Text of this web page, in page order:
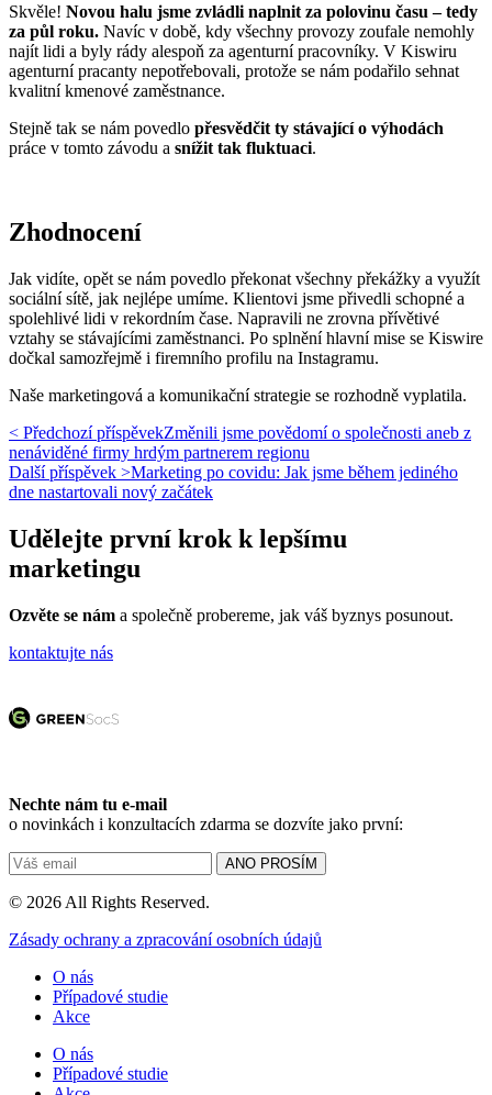
Skvěle! Novou halu jsme zvládli naplnit za polovinu času – tedy
za půl roku. Navíc v době, kdy všechny provozy zoufale nemohly
najít lidi a byly rády alespoň za agenturní pracovníky. V Kiswiru
agenturní pracanty nepotřebovali, protože se nám podařilo sehnat
kvalitní kmenové zaměstnance.
Stejně tak se nám povedlo přesvědčit ty stávající o výhodách
práce v tomto závodu a snížit tak fluktuaci.
Zhodnocení
Jak vidíte, opět se nám povedlo překonat všechny překážky a využít
sociální sítě, jak nejlépe umíme. Klientovi jsme přivedli schopné a
spolehlivé lidi v rekordním čase. Napravili ne zrovna přívětivé
vztahy se stávajícími zaměstnanci. Po splnění hlavní mise se Kiswire
dočkal samozřejmě i firemního profilu na Instagramu.
Naše marketingová a komunikační strategie se rozhodně vyplatila.
< Předchozí příspěvekZměnili jsme povědomí o společnosti aneb z
nenáviděné firmy hrdým partnerem regionu
Další příspěvek >Marketing po covidu: Jak jsme během jediného
dne nastartovali nový začátek
Udělejte první krok k lepšímu
marketingu
Ozvěte se nám a společně probereme, jak váš byznys posunout.
kontaktujte nás
Nechte nám tu e-mail
o novinkách i konzultacích zdarma se dozvíte jako první:
© 2026 All Rights Reserved.
Zásady ochrany a zpracování osobních údajů
O nás
Případové studie
Akce
O nás
Případové studie